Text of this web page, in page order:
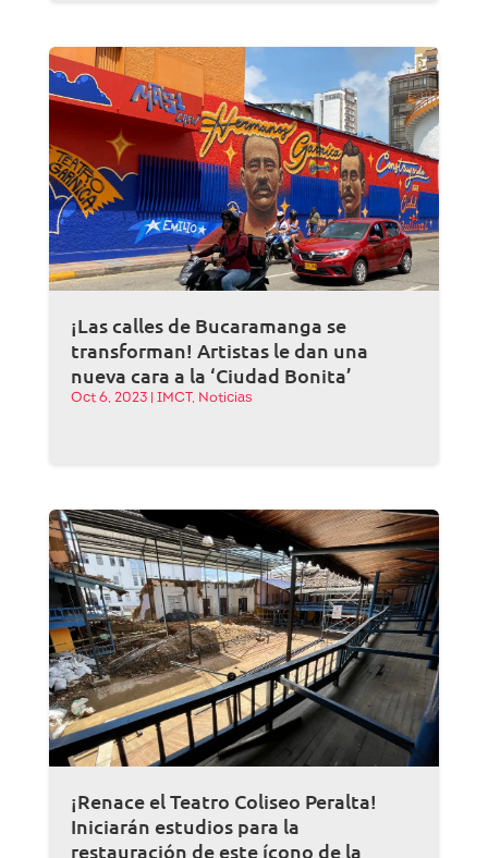
¡Las calles de Bucaramanga se
transforman! Artistas le dan una
nueva cara a la ‘Ciudad Bonita’
Oct 6, 2023| IMCT, Noticias
¡Renace el Teatro Coliseo Peralta!
Iniciarán estudios para la
restauración de este ícono de la